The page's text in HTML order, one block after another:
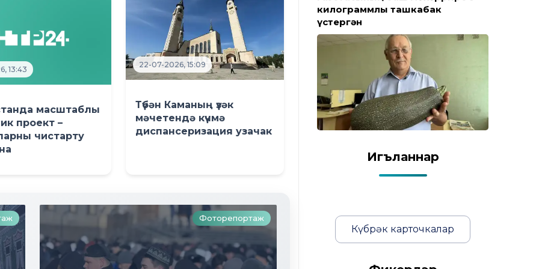
13:43
масштаблы
проект –
чистарту
22-07-2026, 15:09
Түбән Каманың үзәк
мәчетендә күчмә
диспансеризация узачак
Фоторепортаж Фоторепортаж
килограммлы ташкабак
үстергән
Игъланнар
Күбрәк карточкалар